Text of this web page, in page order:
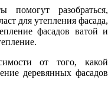
помогут разобраться,
для утепления фасада,
фасадов ватой и
от того, какой
деревянных фасадов